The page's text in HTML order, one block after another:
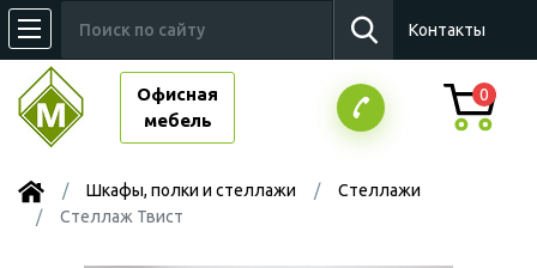
Контакты
Офисная
мебель
0
Шкафы, полки и стеллажи
Стеллажи
Стеллаж Твист